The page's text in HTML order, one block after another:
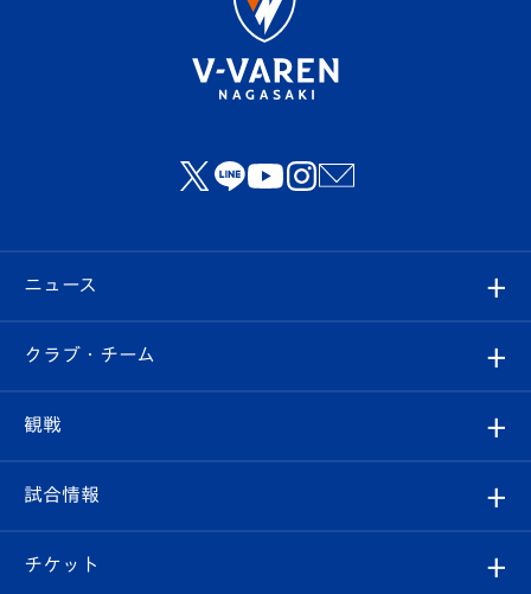
ニュース
すべて
クラブ
試合情報
クラブ・チーム
クラブ概要
観戦
観戦ルール
試合情報
試合日程/結果
チケット